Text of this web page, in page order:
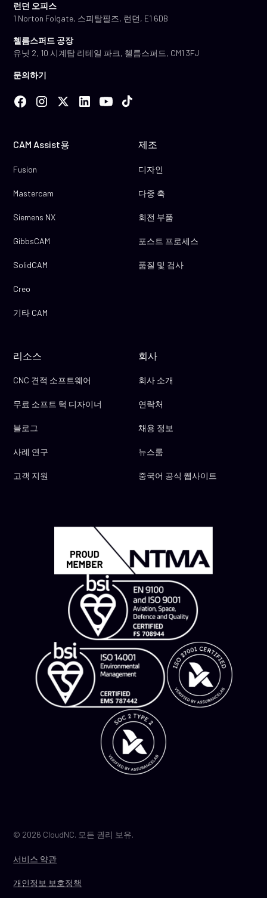
런던 오피스
1 Norton Folgate, 스피탈필즈, 런던, E1 6DB
첼름스퍼드 공장
유닛 2, 10 시계탑 리테일 파크, 첼름스퍼드, CM1 3FJ
문의하기
CAM Assist용
Fusion
Mastercam
Siemens NX
GibbsCAM
SolidCAM
Creo
기타 CAM
제조
디자인
다중 축
회전 부품
포스트 프로세스
품질 및 검사
리소스
CNC 견적 소프트웨어
무료 소프트 턱 디자이너
블로그
사례 연구
고객 지원
회사
회사 소개
연락처
채용 정보
뉴스룸
중국어 공식 웹사이트
서비스 약관
개인정보 보호정책
© 2026 CloudNC. 모든 권리 보유.